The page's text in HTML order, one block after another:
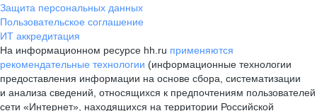
Защита персональных данных
Пользовательское соглашение
ИТ аккредитация
На информационном ресурсе hh.ru применяются
рекомендательные технологии (информационные технологии
предоставления информации на основе сбора, систематизации
и анализа сведений, относящихся к предпочтениям пользователей
сети «Интернет», находящихся на территории Российской